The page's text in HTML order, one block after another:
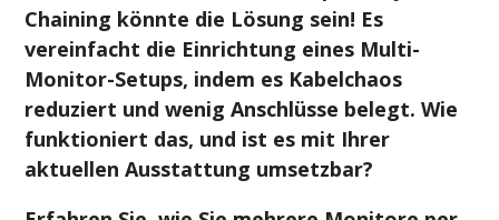
Chaining könnte die Lösung sein! Es
vereinfacht die Einrichtung eines Multi-
Monitor-Setups, indem es Kabelchaos
reduziert und wenig Anschlüsse belegt. Wie
funktioniert das, und ist es mit Ihrer
aktuellen Ausstattung umsetzbar?